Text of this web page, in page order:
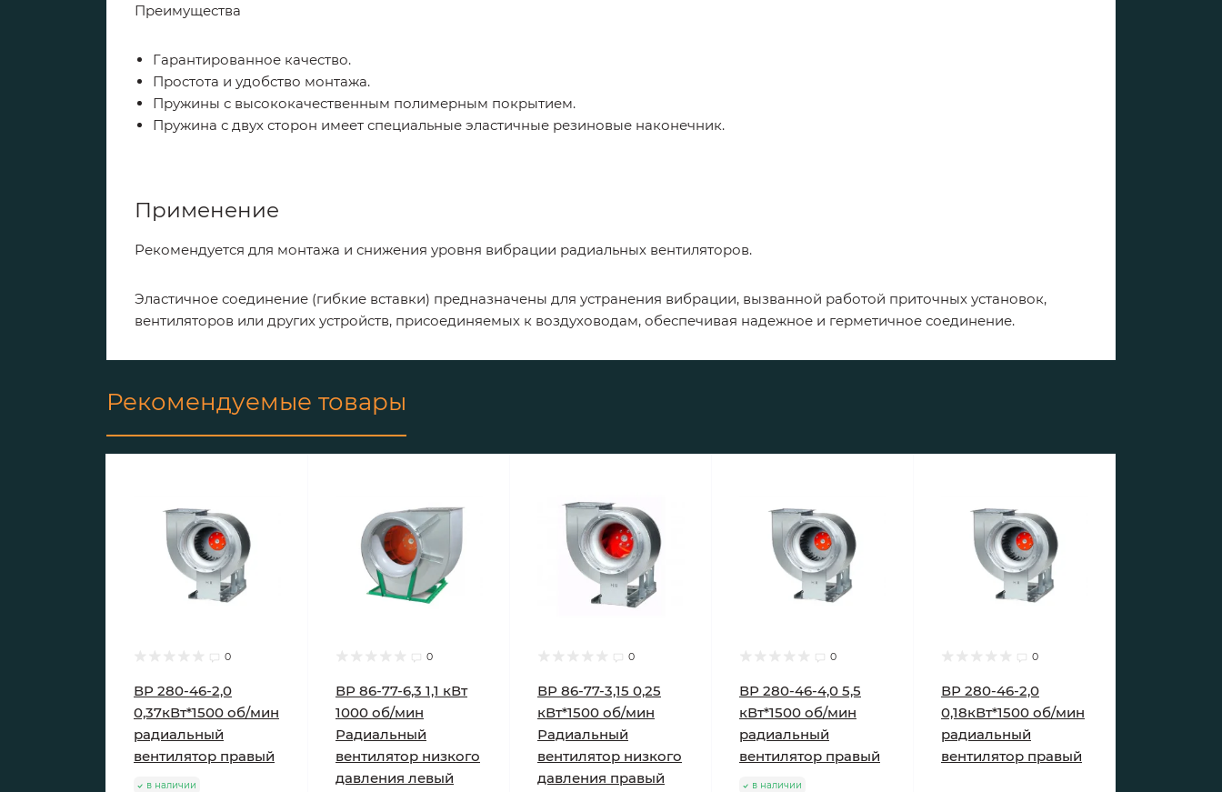
Преимущества
Гарантированное качество.
Простота и удобство монтажа.
Пружины с высококачественным полимерным покрытием.
Пружина с двух сторон имеет специальные эластичные резиновые наконечник.
Применение
Рекомендуется для монтажа и снижения уровня вибрации радиальных вентиляторов.
Эластичное соединение (гибкие вставки) предназначены для устранения вибрации, вызванной работой приточных установок,
вентиляторов или других устройств, присоединяемых к воздуховодам, обеспечивая надежное и герметичное соединение.
Рекомендуемые товары
0
ВР 280-46-2,0
0,37кВт*1500 об/мин
радиальный
вентилятор правый
в наличии
0
ВР 86-77-6,3 1,1 кВт
1000 об/мин
Радиальный
вентилятор низкого
давления левый
0
ВР 86-77-3,15 0,25
кВт*1500 об/мин
Радиальный
вентилятор низкого
давления правый
0
ВР 280-46-4,0 5,5
кВт*1500 об/мин
радиальный
вентилятор правый
в наличии
0
ВР 280-46-2,0
0,18кВт*1500 об/мин
радиальный
вентилятор правый